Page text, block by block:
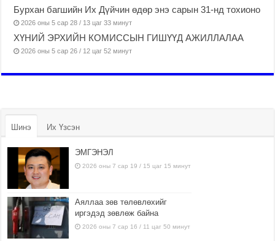
Бурхан багшийн Их Дүйчин өдөр энэ сарын 31-нд тохионо
2026 оны 5 сар 28 / 13 цаг 33 минут
ХҮНИЙ ЭРХИЙН КОМИССЫН ГИШҮҮД АЖИЛЛАЛАА
2026 оны 5 сар 26 / 12 цаг 52 минут
Шинэ Их Үзсэн
ЭМГЭНЭЛ
2026 оны 7 сар 19 / 15 цаг 15 минут
Аяллаа зөв төлөвлөхийг
иргэдэд зөвлөж байна
2026 оны 7 сар 16 / 11 цаг 50 минут